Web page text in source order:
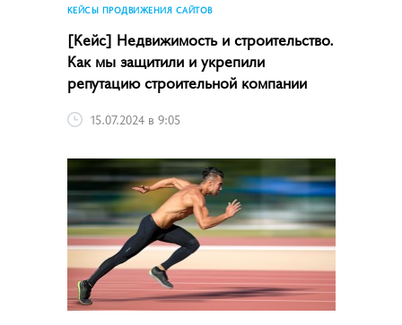
КЕЙСЫ ПРОДВИЖЕНИЯ САЙТОВ
[Кейс] Недвижимость и строительство.
Как мы защитили и укрепили
репутацию строительной компании
15.07.2024 в 9:05